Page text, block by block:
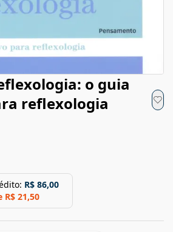
o guia
reflexologia
R$ 86,00
R$ 21,50